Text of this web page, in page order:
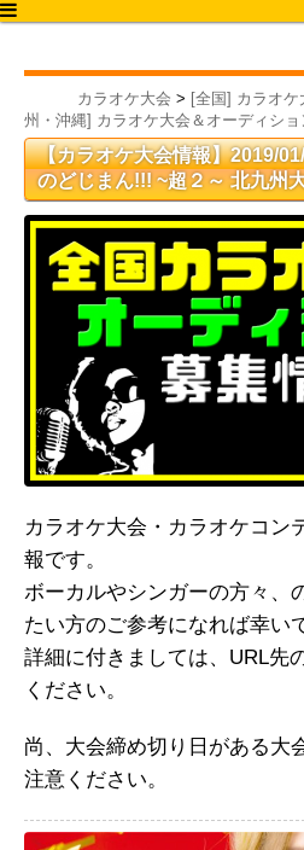
カラオケ大会 > [全国] カラオケ
州・沖縄] カラオケ大会＆オーディショ
【カラオケ大会情報】2019/
のどじまん!!! ~超２～ 北九州
カラオケ大会・カラオケコン
報です。
ボーカルやシンガーの方々、
たい方のご参考になれば幸い
詳細に付きましては、URL先
ください。
尚、大会締め切り日がある大
注意ください。